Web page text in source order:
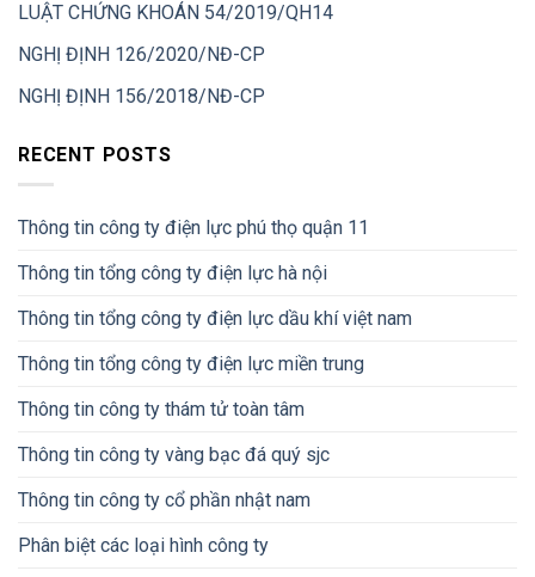
LUẬT CHỨNG KHOÁN 54/2019/QH14
NGHỊ ĐỊNH 126/2020/NĐ-CP
NGHỊ ĐỊNH 156/2018/NĐ-CP
RECENT POSTS
Thông tin công ty điện lực phú thọ quận 11
Thông tin tổng công ty điện lực hà nội
Thông tin tổng công ty điện lực dầu khí việt nam
Thông tin tổng công ty điện lực miền trung
Thông tin công ty thám tử toàn tâm
Thông tin công ty vàng bạc đá quý sjc
Thông tin công ty cổ phần nhật nam
Phân biệt các loại hình công ty